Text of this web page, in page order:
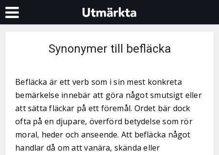
Synonymer till befläcka
Befläcka är ett verb som i sin mest konkreta
bemärkelse innebär att göra något smutsigt eller
att sätta fläckar på ett föremål. Ordet bär dock
ofta på en djupare, överförd betydelse som rör
moral, heder och anseende. Att befläcka något
handlar då om att vanära, skända eller